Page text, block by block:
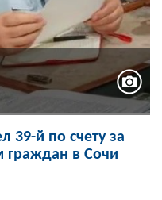
39-й по счету за
в Сочи